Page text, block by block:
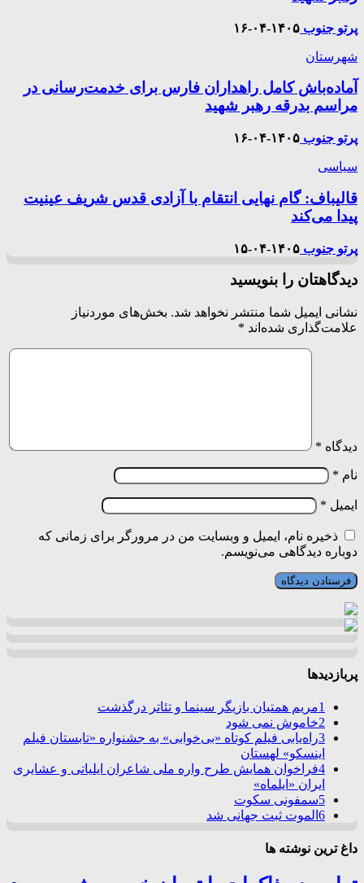
پرتو جنوب ۱۴۰۵-۰۴-۱۶
شهرستان
آماده‌باش کامل راهداران فارس برای خدمت‌رسانی در
مراسم بدرقه رهبر شهید
پرتو جنوب ۱۴۰۵-۰۴-۱۶
سیاسی
قالیباف: گام نهایی انتقام با آزادی قدس شریف عینیت
پیدا می‌کند
پرتو جنوب ۱۴۰۵-۰۴-۱۵
دیدگاهتان را بنویسید
نشانی ایمیل شما منتشر نخواهد شد. بخش‌های موردنیاز
علامت‌گذاری شده‌اند *
دیدگاه *
نام *
ایمیل *
ذخیره نام، ایمیل و وبسایت من در مرورگر برای زمانی که
دوباره دیدگاهی می‌نویسم.
پربازدیدها
1مریم همتیان بازیگر سینما و تئاتر درگذشت
2خاموش نمی شود
3راه‌یابی فیلم کوتاه «بی‌خوابی» به جشنواره «تابستان فیلم
اینسکو» لهستان
4فراخوان همایش طرح واره ملی شاعران ایلیاتی و عشایری
ایران «ایلماه»
5سمفونی سکوت
6 الموت ثبت جهانی شد
داغ ترین نوشته ها